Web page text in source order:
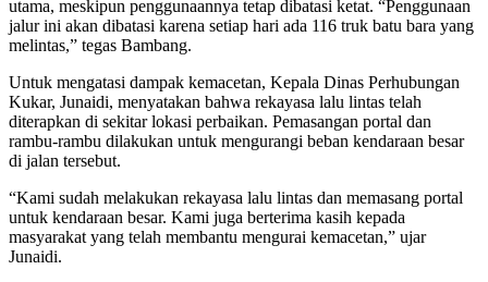
utama, meskipun penggunaannya tetap dibatasi ketat. “Penggunaan
jalur ini akan dibatasi karena setiap hari ada 116 truk batu bara yang
melintas,” tegas Bambang.
Untuk mengatasi dampak kemacetan, Kepala Dinas Perhubungan
Kukar, Junaidi, menyatakan bahwa rekayasa lalu lintas telah
diterapkan di sekitar lokasi perbaikan. Pemasangan portal dan
rambu-rambu dilakukan untuk mengurangi beban kendaraan besar
di jalan tersebut.
“Kami sudah melakukan rekayasa lalu lintas dan memasang portal
untuk kendaraan besar. Kami juga berterima kasih kepada
masyarakat yang telah membantu mengurai kemacetan,” ujar
Junaidi.